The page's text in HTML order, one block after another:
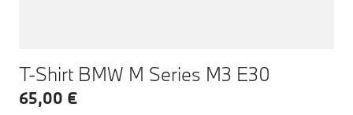
T-Shirt BMW M Series M3 E30
65,00 €